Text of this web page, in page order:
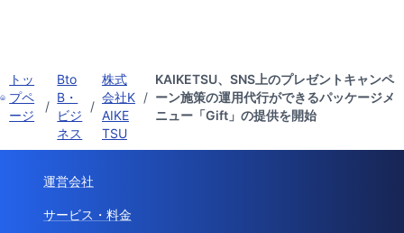
トッ
プペ
ージ
/
Bto
B・
ビジ
ネス
/
株式
会社K
AIKE
TSU
/
KAIKETSU、SNS上のプレゼントキャンペ
ーン施策の運用代行ができるパッケージメ
ニュー「Gift」の提供を開始
運営会社
サービス・料金